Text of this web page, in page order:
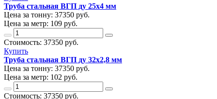
Труба стальная ВГП ду 25х4 мм
Цена за тонну: 37350 руб.
Цена за метр: 109 руб.
Стоимость: 37350 руб.
Купить
Труба стальная ВГП ду 32х2,8 мм
Цена за тонну: 37350 руб.
Цена за метр: 102 руб.
Стоимость: 37350 руб.